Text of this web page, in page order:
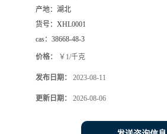
产地： 湖北
货号： XHL0001
cas： 38668-48-3
价格： ￥1/千克
发布日期： 2023-08-11
更新日期： 2026-08-06